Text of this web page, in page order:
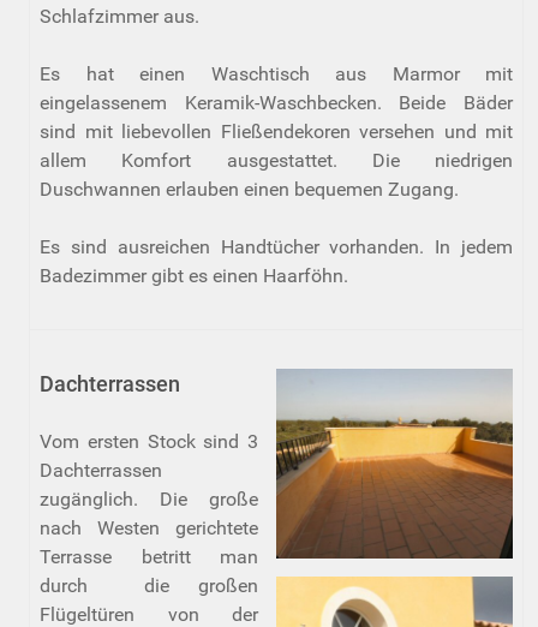
Schlafzimmer aus.
Es hat einen Waschtisch aus Marmor mit
eingelassenem Keramik-Waschbecken. Beide Bäder
sind mit liebevollen Fließendekoren versehen und mit
allem Komfort ausgestattet. Die niedrigen
Duschwannen erlauben einen bequemen Zugang.
Es sind ausreichen Handtücher vorhanden. In jedem
Badezimmer gibt es einen Haarföhn.
Dachterrassen
Vom ersten Stock sind 3
Dachterrassen
zugänglich. Die große
nach Westen gerichtete
Terrasse betritt man
durch die großen
Flügeltüren von der